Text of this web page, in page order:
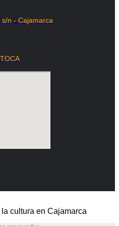
n - Cajamarca
la cultura en Cajamarca